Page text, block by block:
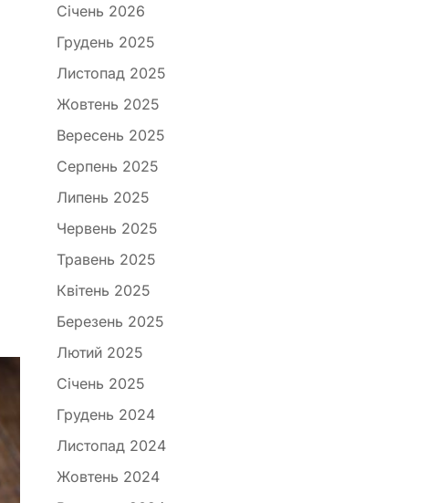
Січень 2026
Грудень 2025
Листопад 2025
Жовтень 2025
Вересень 2025
Серпень 2025
Липень 2025
Червень 2025
Травень 2025
Квітень 2025
Березень 2025
Лютий 2025
Січень 2025
Грудень 2024
Листопад 2024
Жовтень 2024